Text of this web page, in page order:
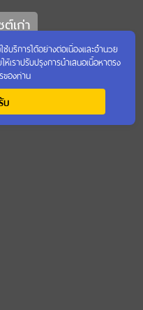
ต์เก่า
บริการได้อย่างต่อเนื่องและอำนวย
เราปรับปรุงการนำเสนอเนื้อหาตรง
องท่าน